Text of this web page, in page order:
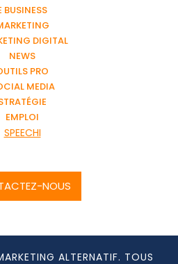
BUSINESS
DIGITAL
NEWS
PRO
MEDIA
EMPLOI
SPEECHI
NOUS
ALTERNATIF. TOUS